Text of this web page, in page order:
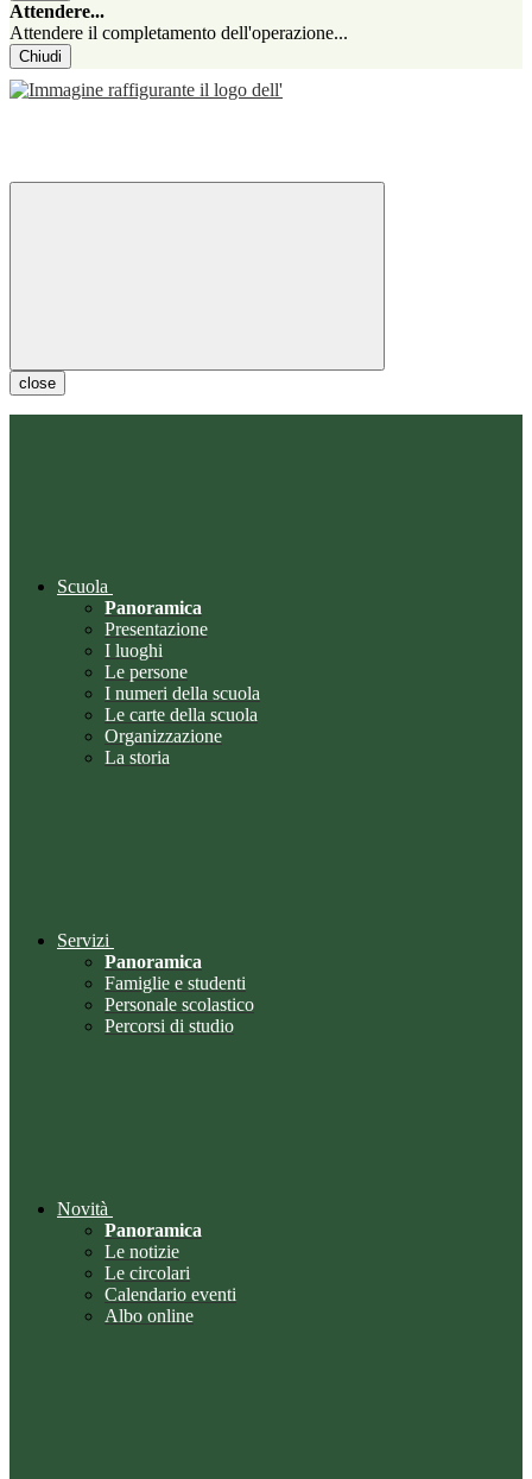
Attendere...
Attendere il completamento dell'operazione...
Chiudi
close
Scuola
Panoramica
Presentazione
I luoghi
Le persone
I numeri della scuola
Le carte della scuola
Organizzazione
La storia
Servizi
Panoramica
Famiglie e studenti
Personale scolastico
Percorsi di studio
Novità
Panoramica
Le notizie
Le circolari
Calendario eventi
Albo online